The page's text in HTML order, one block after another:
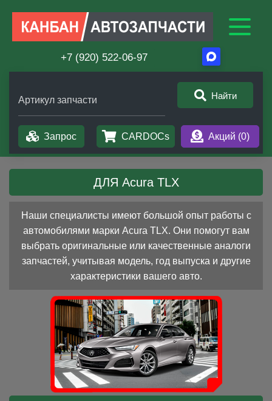
+7 (920) 522-06-97
Артикул запчасти Найти
Запрос CARDOCs Акций (0)
ДЛЯ Acura TLX
Наши специалисты имеют большой опыт работы с
автомобилями марки Acura TLX. Они помогут вам
выбрать оригинальные или качественные аналоги
запчастей, учитывая модель, год выпуска и другие
характеристики вашего авто.